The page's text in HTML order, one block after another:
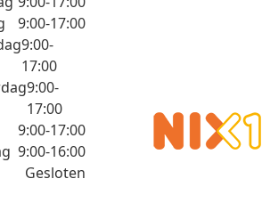
9:00-17:00
9:00-
17:00
9:00-
17:00
9:00-17:00
9:00-16:00
Gesloten